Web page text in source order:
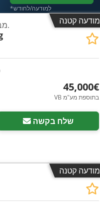
*למודעה/לחודש
מודעה קטנה מבנה מודולרי קונטיינרי, 30 יחידות.
‏45,000 ‏€
VB בתוספת מע"מ
שלח בקשה
מודעה קטנה